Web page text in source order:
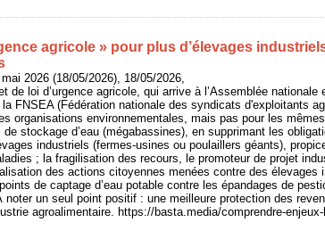
agricole » pour plus d’élevages
2026 (18/05/2026), 18/05/2026,
de loi d’urgence agricole, qui arrive à l’Assemblée nationale
FNSEA (Fédération nationale des syndicats d'exploitants
organisations environnementales, mais pas pour les
de stockage d’eau (mégabassines), en supprimant les
industriels (fermes-usines ou poulaillers géants),
; la fragilisation des recours, le promoteur de projet
des actions citoyennes menées contre des
de captage d’eau potable contre les épandages de
noter un seul point positif : une meilleure protection des
agroalimentaire. https://basta.media/comprendre-